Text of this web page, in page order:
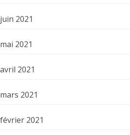
juin 2021
mai 2021
avril 2021
mars 2021
février 2021